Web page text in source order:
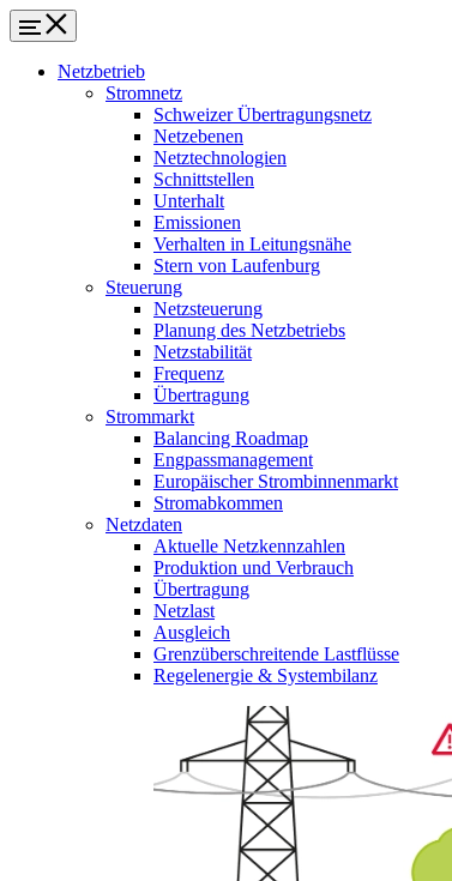
Netzbetrieb
Stromnetz
Schweizer Übertragungsnetz
Netzebenen
Netztechnologien
Schnittstellen
Unterhalt
Emissionen
Verhalten in Leitungsnähe
Stern von Laufenburg
Steuerung
Netzsteuerung
Planung des Netzbetriebs
Netzstabilität
Frequenz
Übertragung
Strommarkt
Balancing Roadmap
Engpassmanagement
Europäischer Strombinnenmarkt
Stromabkommen
Netzdaten
Aktuelle Netzkennzahlen
Produktion und Verbrauch
Übertragung
Netzlast
Ausgleich
Grenzüberschreitende Lastflüsse
Regelenergie & Systembilanz